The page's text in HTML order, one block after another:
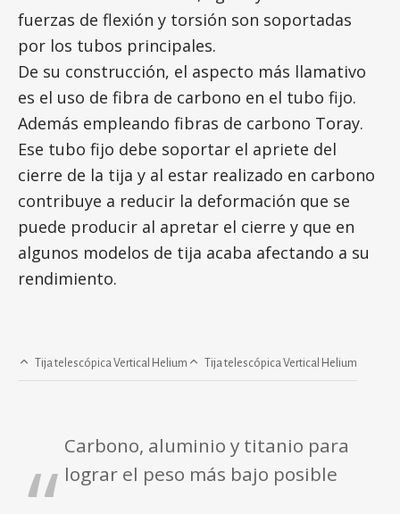
fuerzas de flexión y torsión son soportadas
por los tubos principales.
De su construcción, el aspecto más llamativo
es el uso de fibra de carbono en el tubo fijo.
Además empleando fibras de carbono Toray.
Ese tubo fijo debe soportar el apriete del
cierre de la tija y al estar realizado en carbono
contribuye a reducir la deformación que se
puede producir al apretar el cierre y que en
algunos modelos de tija acaba afectando a su
rendimiento.
Tija telescópica Vertical Helium Tija telescópica Vertical Helium
Carbono, aluminio y titanio para
lograr el peso más bajo posible